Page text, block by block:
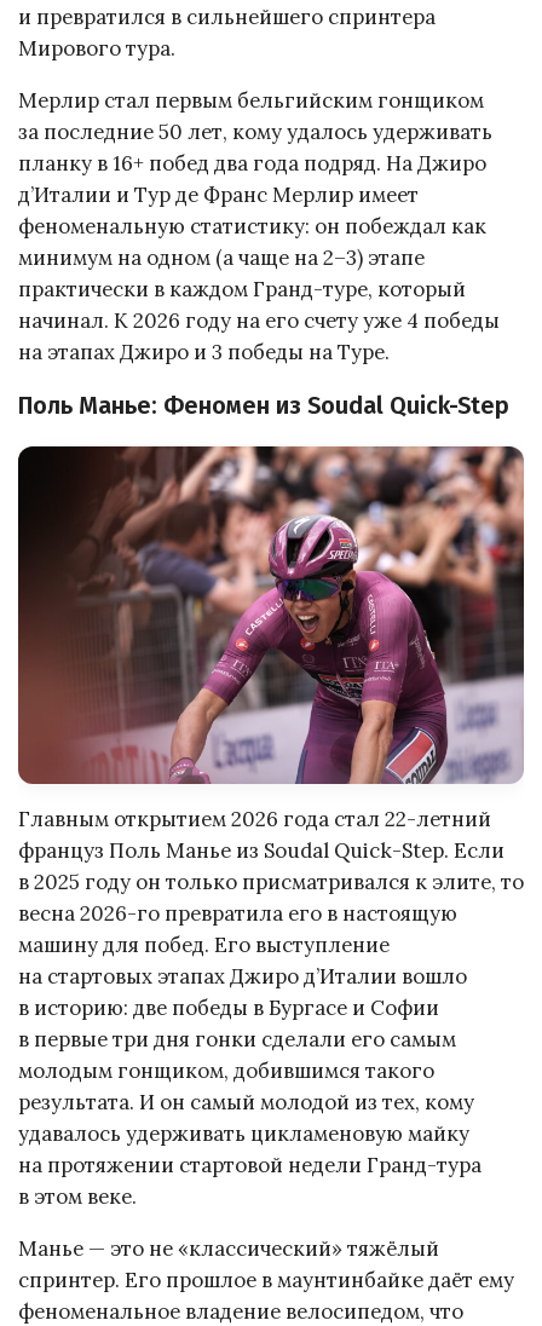
и превратился в сильнейшего спринтера
Мирового тура.
Мерлир стал первым бельгийским гонщиком
за последние 50 лет, кому удалось удерживать
планку в 16+ побед два года подряд. На Джиро
д’Италии и Тур де Франс Мерлир имеет
феноменальную статистику: он побеждал как
минимум на одном (а чаще на 2–3) этапе
практически в каждом Гранд-туре, который
начинал. К 2026 году на его счету уже 4 победы
на этапах Джиро и 3 победы на Туре.
Поль Манье: Феномен из Soudal Quick-Step
Главным открытием 2026 года стал 22-летний
француз Поль Манье из Soudal Quick-Step. Если
в 2025 году он только присматривался к элите, то
весна 2026-го превратила его в настоящую
машину для побед. Его выступление
на стартовых этапах Джиро д’Италии вошло
в историю: две победы в Бургасе и Софии
в первые три дня гонки сделали его самым
молодым гонщиком, добившимся такого
результата. И он самый молодой из тех, кому
удавалось удерживать цикламеновую майку
на протяжении стартовой недели Гранд-тура
в этом веке.
Манье — это не «классический» тяжёлый
спринтер. Его прошлое в маунтинбайке даёт ему
феноменальное владение велосипедом, что